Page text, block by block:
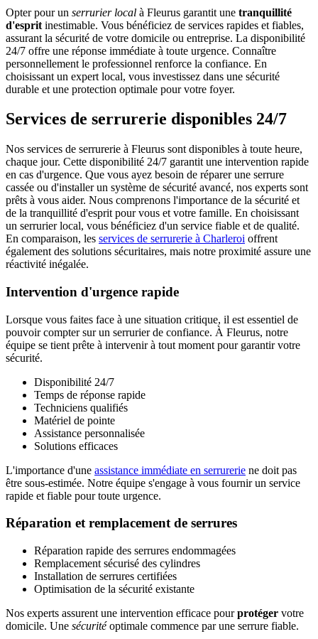
Opter pour un serrurier local à Fleurus garantit une tranquillité
d'esprit inestimable. Vous bénéficiez de services rapides et fiables,
assurant la sécurité de votre domicile ou entreprise. La disponibilité
24/7 offre une réponse immédiate à toute urgence. Connaître
personnellement le professionnel renforce la confiance. En
choisissant un expert local, vous investissez dans une sécurité
durable et une protection optimale pour votre foyer.
Services de serrurerie disponibles 24/7
Nos services de serrurerie à Fleurus sont disponibles à toute heure,
chaque jour. Cette disponibilité 24/7 garantit une intervention rapide
en cas d'urgence. Que vous ayez besoin de réparer une serrure
cassée ou d'installer un système de sécurité avancé, nos experts sont
prêts à vous aider. Nous comprenons l'importance de la sécurité et
de la tranquillité d'esprit pour vous et votre famille. En choisissant
un serrurier local, vous bénéficiez d'un service fiable et de qualité.
En comparaison, les services de serrurerie à Charleroi offrent
également des solutions sécuritaires, mais notre proximité assure une
réactivité inégalée.
Intervention d'urgence rapide
Lorsque vous faites face à une situation critique, il est essentiel de
pouvoir compter sur un serrurier de confiance. À Fleurus, notre
équipe se tient prête à intervenir à tout moment pour garantir votre
sécurité.
Disponibilité 24/7
Temps de réponse rapide
Techniciens qualifiés
Matériel de pointe
Assistance personnalisée
Solutions efficaces
L'importance d'une assistance immédiate en serrurerie ne doit pas
être sous-estimée. Notre équipe s'engage à vous fournir un service
rapide et fiable pour toute urgence.
Réparation et remplacement de serrures
Réparation rapide des serrures endommagées
Remplacement sécurisé des cylindres
Installation de serrures certifiées
Optimisation de la sécurité existante
Nos experts assurent une intervention efficace pourprotéger votre
domicile. Une sécuritéoptimale commence par une serrure fiable.